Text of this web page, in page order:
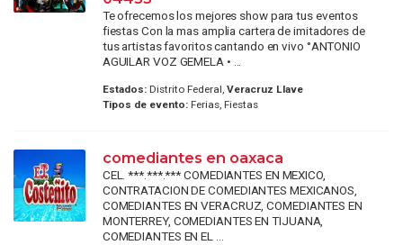
Te ofrecemos los mejores show para tus eventos
fiestas Con la mas amplia cartera de imitadores de
tus artistas favoritos cantando en vivo °ANTONIO
AGUILAR VOZ GEMELA • ...
Estados:Distrito Federal, Veracruz Llave
Tipos de evento:Ferias, Fiestas
comediantes en oaxaca
CEL. ***.***.*** COMEDIANTES EN MEXICO,
CONTRATACION DE COMEDIANTES MEXICANOS,
COMEDIANTES EN VERACRUZ, COMEDIANTES EN
MONTERREY, COMEDIANTES EN TIJUANA,
COMEDIANTES EN EL ...